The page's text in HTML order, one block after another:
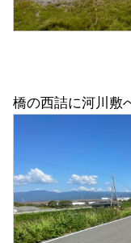
橋の西詰に河川敷